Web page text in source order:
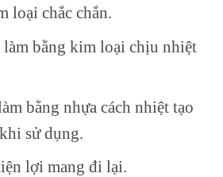
loại chắc chắn.
làm bằng kim loại chịu nhiệt
bằng nhựa cách nhiệt tạo
sử dụng.
lợi mang đi lại.